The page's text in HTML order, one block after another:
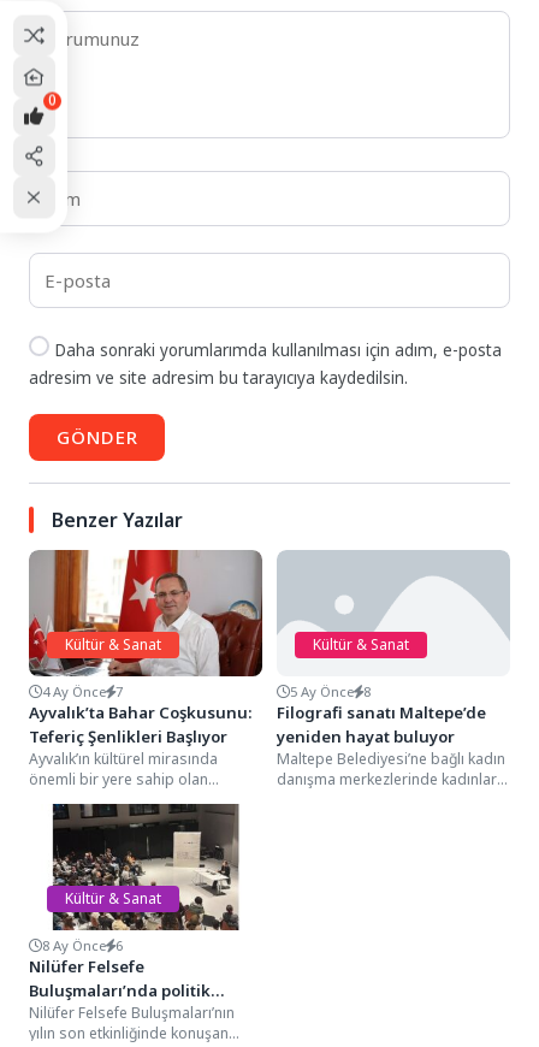
Daha sonraki yorumlarımda kullanılması için adım, e-posta
adresim ve site adresim bu tarayıcıya kaydedilsin.
GÖNDER
Benzer Yazılar
Kültür & Sanat
4 Ay Önce 7
Ayvalık’ta Bahar Coşkusunu:
Teferiç Şenlikleri Başlıyor
Ayvalık’ın kültürel mirasında
önemli bir yere sahip olan
Küçükköy Teferiç Şenlikleri, bu yıl
da dopdolu...
Kültür & Sanat
5 Ay Önce 8
Filografi sanatı Maltepe’de
yeniden hayat buluyor
Maltepe Belediyesi’ne bağlı kadın
danışma merkezlerinde kadınlara
Kültür & Sanat
8 Ay Önce 6
Nilüfer Felsefe
Buluşmaları’nda politik
şiddet tartışıldı
Nilüfer Felsefe Buluşmaları’nın
yılın son etkinliğinde konuşan
0